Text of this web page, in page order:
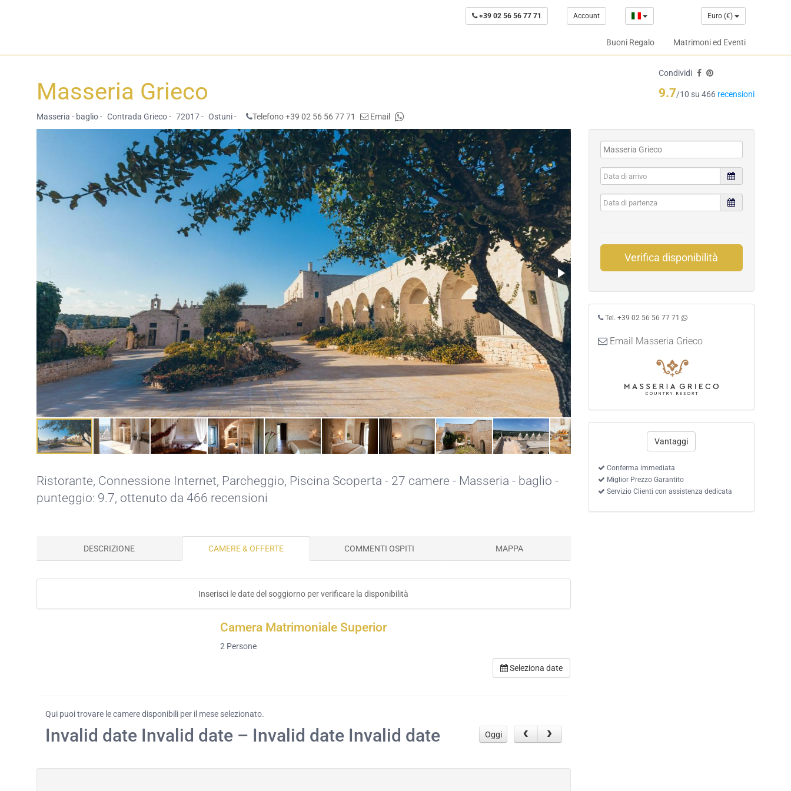
+39 02 56 56 77 71 Account Euro (€)
Buoni Regalo Matrimoni ed Eventi
Masseria Grieco
Masseria - baglio - Contrada Grieco - 72017 - Ostuni - Telefono +39 02 56 56 77 71 Email
Condividi
9.7/10 su 466 recensioni
Verifica disponibilità
Tel. +39 02 56 56 77 71
Email Masseria Grieco
Vantaggi
Conferma immediata
Miglior Prezzo Garantito
Servizio Clienti con assistenza dedicata
Ristorante, Connessione Internet, Parcheggio, Piscina Scoperta - 27 camere - Masseria - baglio -
punteggio: 9.7, ottenuto da 466 recensioni
DESCRIZIONE CAMERE & OFFERTE COMMENTI OSPITI MAPPA
Inserisci le date del soggiorno per verificare la disponibilità
Camera Matrimoniale Superior
2 Persone
Seleziona date
Qui puoi trovare le camere disponibili per il mese selezionato.
Invalid date Invalid date – Invalid date Invalid date Oggi